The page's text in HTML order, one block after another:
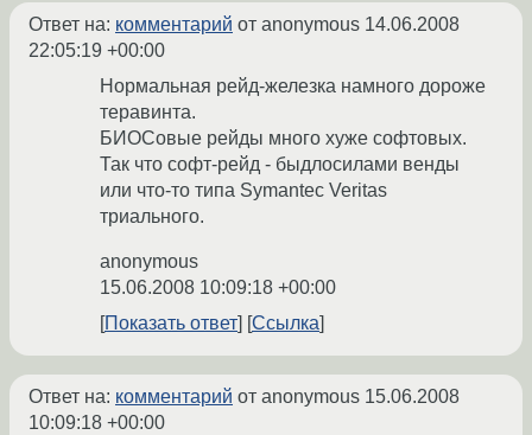
Ответ на: комментарий от anonymous 14.06.2008
22:05:19 +00:00
Нормальная рейд-железка намного дороже
теравинта.
БИОСовые рейды много хуже софтовых.
Так что софт-рейд - быдлосилами венды
или что-то типа Symantec Veritas
триального.
anonymous
15.06.2008 10:09:18 +00:00
Показать ответ
Ссылка
Ответ на: комментарий от anonymous 15.06.2008
10:09:18 +00:00